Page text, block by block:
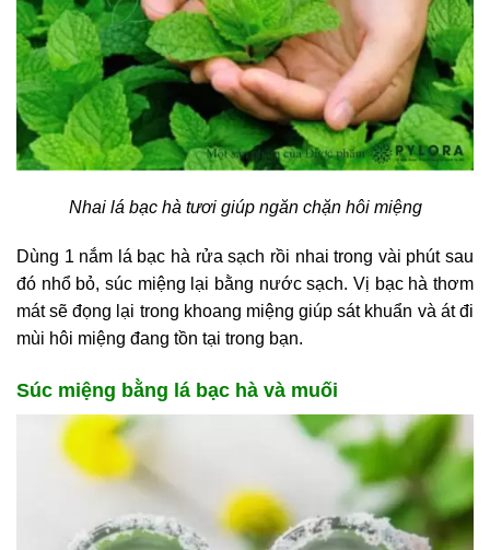
Nhai lá bạc hà tươi giúp ngăn chặn hôi miệng
Dùng 1 nắm lá bạc hà rửa sạch rồi nhai trong vài phút sau
đó nhổ bỏ, súc miệng lại bằng nước sạch. Vị bạc hà thơm
mát sẽ đọng lại trong khoang miệng giúp sát khuẩn và át đi
mùi hôi miệng đang tồn tại trong bạn.
Súc miệng bằng lá bạc hà và muối